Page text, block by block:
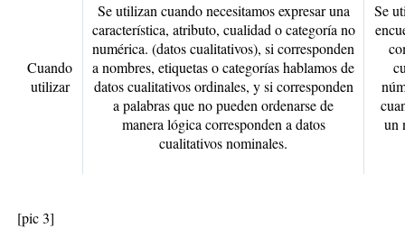
Cuando
utilizar
Se utilizan cuando necesitamos expresar una
característica, atributo, cualidad o categoría no
numérica. (datos cualitativos), si corresponden
a nombres, etiquetas o categorías hablamos de
datos cualitativos ordinales, y si corresponden
a palabras que no pueden ordenarse de
manera lógica corresponden a datos
cualitativos nominales.
Se
un
[pic 3]